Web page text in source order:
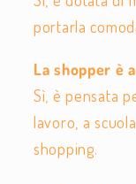
portarla
La shopper è
Sì, è pensata
lavoro, a
shopping.